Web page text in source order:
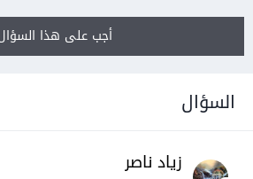
أجب على هذا السؤال
السؤال
زياد ناصر